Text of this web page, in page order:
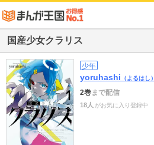
国産少女クラリス
少年
yoruhashi （よるはし）
2巻まで配信
18人 がお気に入り登録中